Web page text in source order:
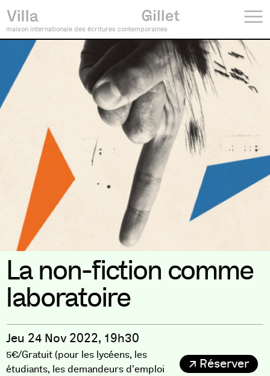
maison internationale des écritures contemporaines
La non-fiction comme
laboratoire
Jeu 24 Nov 2022, 19h30
5€/Gratuit (pour les lycéens, les
étudiants, les demandeurs d'emploi
Réserver